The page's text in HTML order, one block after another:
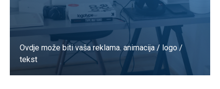
Ovdje može biti vaša reklama. animacija / logo /
tekst